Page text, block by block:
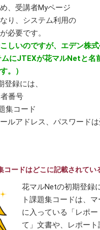
、受講者Myページ
り、システム利用の
必要です。
こしいのですが、エデン株
にJTEXが花マルNetと名
。）
録には、
番号
集コード
ルアドレス、パスワード
コードはどこに記載されてい
花マルNetの初期登録
ト課題集コードは、
に入っている「レポ
て」文書や、レポー